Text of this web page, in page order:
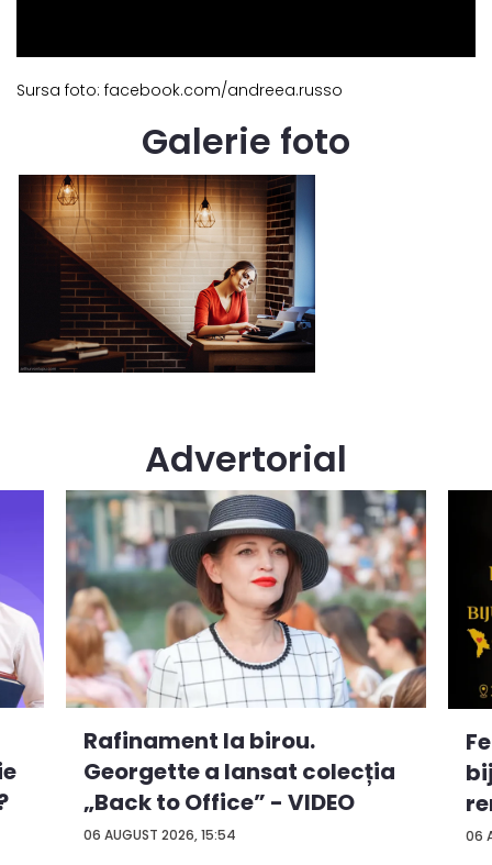
Sursa foto: facebook.com/andreea.russo
Galerie foto
Advertorial
06 AUGUST 2026, 15:54
Rafinament la birou.
Georgette a lansat colecția
„Back to Office” - VIDEO
06
...